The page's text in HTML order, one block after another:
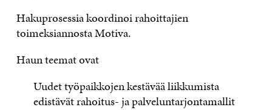
Hakuprosessia koordinoi rahoittajien
toimeksiannosta Motiva.
Haun teemat ovat
Uudet työpaikkojen kestävää liikkumista
edistävät rahoitus- ja palveluntarjontamallit